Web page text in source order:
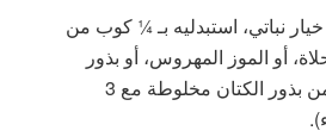
نباتي، استبدليه بـ ¼ كوب من
أو الموز المهروس، أو بذور
الكتان (ملعقة كبيرة من بذور الكتان مخلوطة مع 3